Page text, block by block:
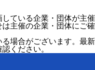
ている企業・団体が主催
主催の企業・団体にご確
場合がございます。最新
ください。